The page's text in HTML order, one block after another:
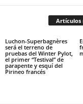
Artículos
Luchon-Superbagnères
será el terreno de
pruebas del Winter Pylot,
el primer “Testival” de
parapente y esquí del
Pirineo francés